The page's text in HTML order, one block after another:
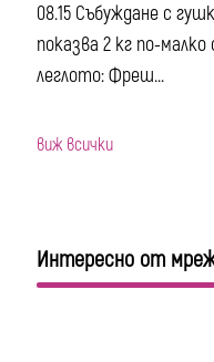
08.15 Събуждане с
показва 2 кг по-
леглото: Фреш...
виж всички
Интересно от